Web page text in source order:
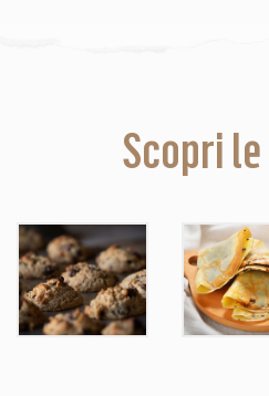
Scopri